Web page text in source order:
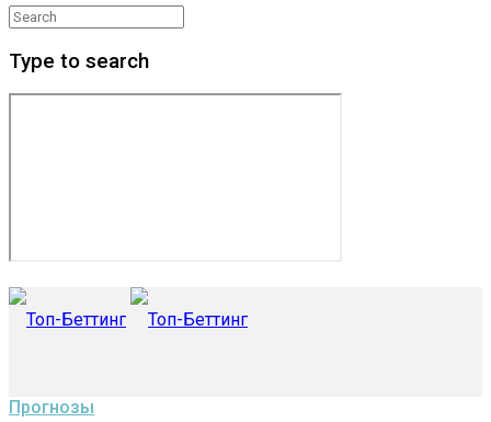
Type to search
Прогнозы